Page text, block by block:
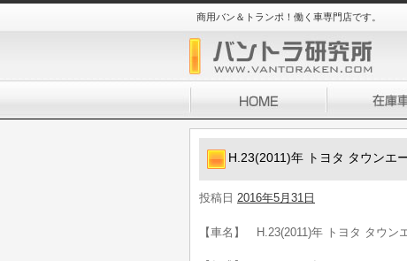
商用バン＆トランポ！働く車専門店です。
H.23(2011)年 トヨタ タウンエ
投稿日 2016年5月31日
【車名】 H.23(2011)年 トヨタ タウン